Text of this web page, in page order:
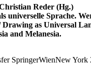
Reder (Hg.)
universelle Sprache.
Drawing as Universal
and Melanesia.
SpringerWienNew